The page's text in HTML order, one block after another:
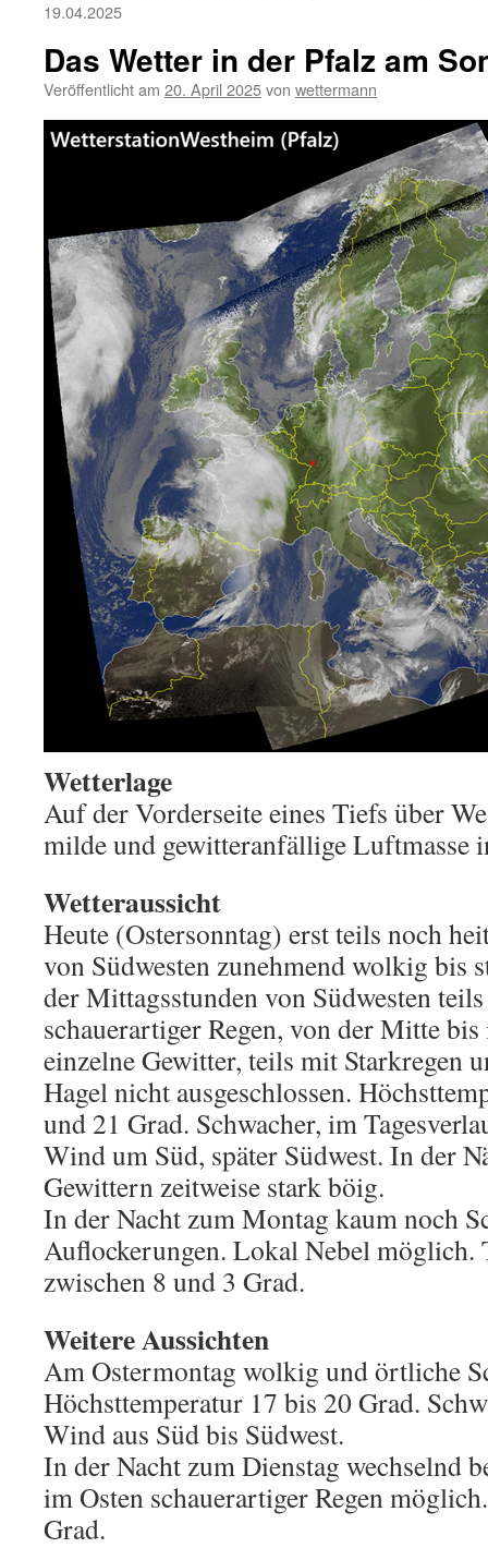
19.04.2025
Das Wetter in der Pfalz am
Veröffentlicht am 20. April 2025von wettermann
Wetterlage
Auf der Vorderseite eines Tiefs über
milde und gewitteranfällige Luftmasse
Wetteraussicht
Heute (Ostersonntag) erst teils noch
von Südwesten zunehmend wolkig bis
der Mittagsstunden von Südwesten
schauerartiger Regen, von der Mitte
einzelne Gewitter, teils mit Starkregen
Hagel nicht ausgeschlossen.
und 21 Grad. Schwacher, im
Wind um Süd, später Südwest. In der
Gewittern zeitweise stark böig.
In der Nacht zum Montag kaum noch
Auflockerungen. Lokal Nebel möglich.
zwischen 8 und 3 Grad.
Weitere Aussichten
Am Ostermontag wolkig und örtliche
Höchsttemperatur 17 bis 20 Grad.
Wind aus Süd bis Südwest.
In der Nacht zum Dienstag wechselnd
im Osten schauerartiger Regen
Grad.